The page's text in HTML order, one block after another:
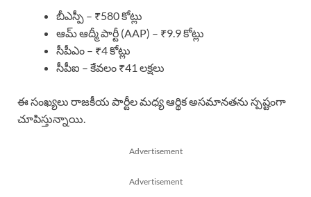
బీఎస్పీ – ₹580 కోట్లు
ఆమ్ ఆద్మీ పార్టీ (AAP) – ₹9.9 కోట్లు
సీపీఎం – ₹4 కోట్లు
సీపీఐ – కేవలం ₹41 లక్షలు
ఈ సంఖ్యలు రాజకీయ పార్టీల మధ్య ఆర్థిక అసమానతను స్పష్టంగా
చూపిస్తున్నాయి.
Advertisement
Advertisement